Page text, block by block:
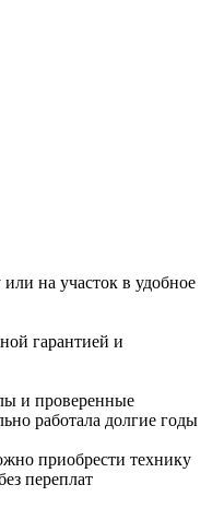
на участок в удобное
гарантией и
и проверенные
работала долгие годы
приобрести технику
переплат